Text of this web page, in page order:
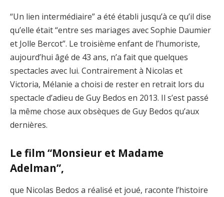
“Un lien intermédiaire” a été établi jusqu’à ce qu’il dise
qu’elle était “entre ses mariages avec Sophie Daumier
et Jolle Bercot”. Le troisième enfant de l’humoriste,
aujourd’hui âgé de 43 ans, n’a fait que quelques
spectacles avec lui. Contrairement à Nicolas et
Victoria, Mélanie a choisi de rester en retrait lors du
spectacle d’adieu de Guy Bedos en 2013. Il s’est passé
la même chose aux obsèques de Guy Bedos qu’aux
dernières.
Le film “Monsieur et Madame
Adelman”,
que Nicolas Bedos a réalisé et joué, raconte l’histoire